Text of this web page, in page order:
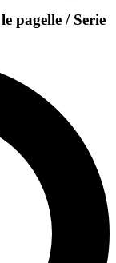
pagelle / Serie